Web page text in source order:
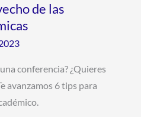
de las
conferencia? ¿Quieres
avanzamos 6 tips para